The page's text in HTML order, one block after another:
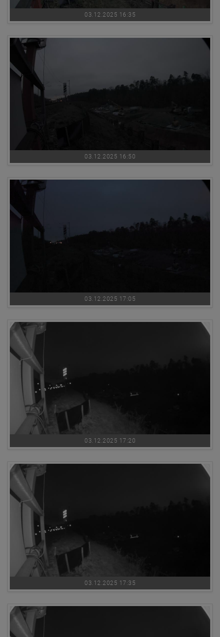
03.12.2025 16:35
03.12.2025 16:50
03.12.2025 17:05
03.12.2025 17:20
03.12.2025 17:35